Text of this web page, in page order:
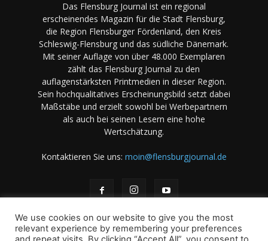
Das Flensburg Journal ist ein regional
erscheinendes Magazin für die Stadt Flensburg,
die Region Flensburger Fördenland, den Kreis
Schleswig-Flensburg und das südliche Dänemark.
Mit seiner Auflage von über 48.000 Exemplaren
zählt das Flensburg Journal zu den
auflagenstärksten Printmedien in dieser Region.
Sein hochqualitatives Erscheinungsbild setzt dabei
Maßstäbe und erzielt sowohl bei Werbepartnern
als auch bei seinen Lesern eine hohe
Wertschätzung.
Kontaktieren Sie uns: moin@flensburgjournal.de
We use cookies on our website to give you the most
relevant experience by remembering your preferences